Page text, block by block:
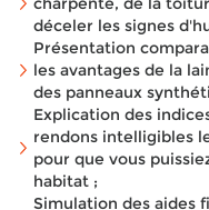
déceler les signes
Présentation
les avantages de la
des panneaux
Explication des
rendons intelligibles
pour que vous
habitat ;
Simulation des aides